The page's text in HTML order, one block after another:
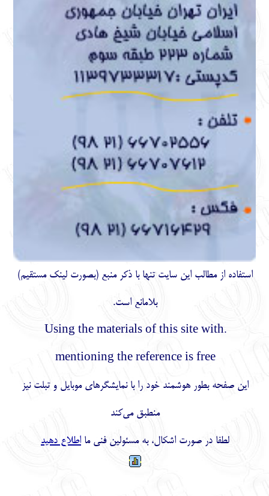
استفاده از مطالب اين سايت تنها با ذكر منبع (بصورت لینک مستقیم)
بلامانع است.
.Using the materials of this site with
mentioning the reference is free
این صفحه بطور هوشمند خود را با نمایشگرهای موبایل و تبلت نیز
منطبق می‌کند
لطفا در صورت اشکال، به مسئولین فنی ما اطلاع دهید